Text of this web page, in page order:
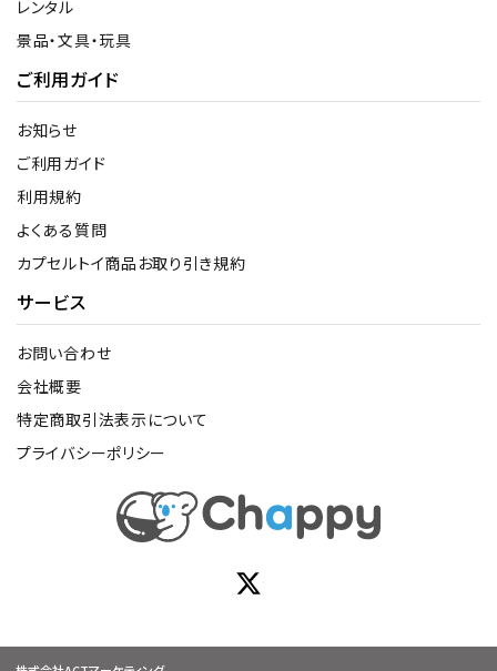
レンタル
景品・文具・玩具
ご利用ガイド
お知らせ
ご利用ガイド
利用規約
よくある質問
カプセルトイ商品お取り引き規約
サービス
お問い合わせ
会社概要
特定商取引法表示について
プライバシーポリシー